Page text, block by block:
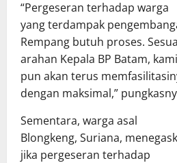
“Pergeseran terhadap warga
yang terdampak
Rempang butuh proses.
arahan Kepala BP Batam, kami
pun akan terus
dengan maksimal,”
Sementara, warga asal
Blongkeng, Suriana,
jika pergeseran terhadap